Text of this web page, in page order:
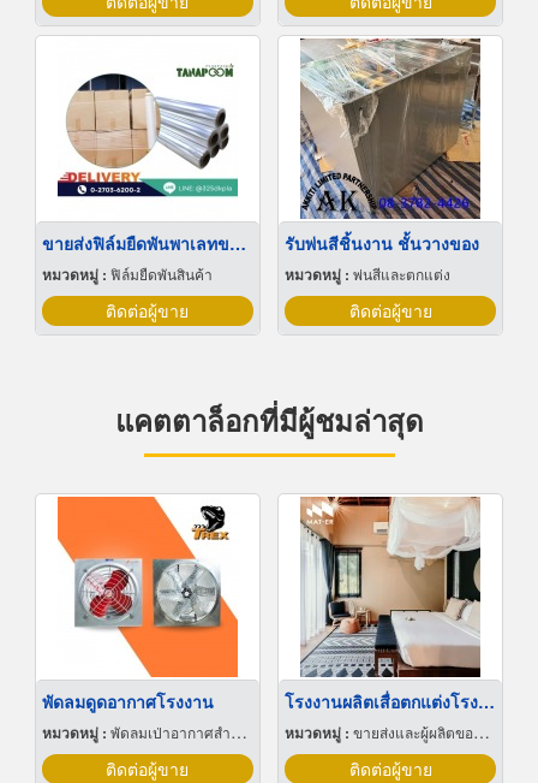
ขายส่งฟิล์มยืดพันพาเลทขนาดพันด้วยมือ Hand wrap
หมวดหมู่ : ฟิล์มยืดพันสินค้า
ติดต่อผู้ขาย
รับพ่นสีชิ้นงาน ชั้นวางของ
หมวดหมู่ : พ่นสีและตกแต่ง
ติดต่อผู้ขาย
แคตตาล็อกที่มีผู้ชมล่าสุด
พัดลมดูดอากาศโรงงาน
หมวดหมู่ : พัดลมเป่าอากาศสำหรับอุตสาหกรรม
ติดต่อผู้ขาย
โรงงานผลิตเสื่อตกแต่งโรงแรม
หมวดหมู่ : ขายส่งและผู้ผลิตของขวัญและของชำร่วย
ติดต่อผู้ขาย